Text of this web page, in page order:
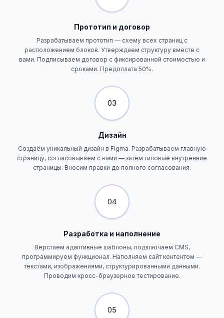
Прототип и договор
Разрабатываем прототип — схему всех страниц с
расположением блоков. Утверждаем структуру вместе с
вами. Подписываем договор с фиксированной стоимостью и
сроками. Предоплата 50%.
03
Дизайн
Создаём уникальный дизайн в Figma. Разрабатываем главную
страницу, согласовываем с вами — затем типовые внутренние
страницы. Вносим правки до полного согласования.
04
Разработка и наполнение
Вёрстаем адаптивные шаблоны, подключаем CMS,
программируем функционал. Наполняем сайт контентом —
текстами, изображениями, структурированными данными.
Проводим кросс-браузерное тестирование.
05